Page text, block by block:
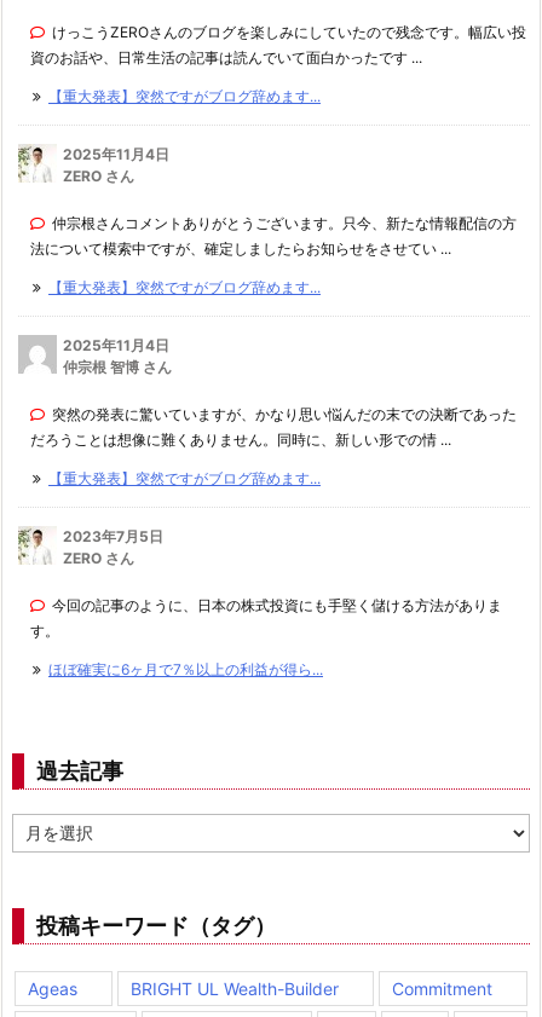
けっこうZEROさんのブログを楽しみにしていたので残念です。幅広い投
資のお話や、日常生活の記事は読んでいて面白かったです ...
【重大発表】突然ですがブログ辞めます...
2025年11月4日
ZERO さん
仲宗根さんコメントありがとうございます。只今、新たな情報配信の方
法について模索中ですが、確定しましたらお知らせをさせてい ...
【重大発表】突然ですがブログ辞めます...
2025年11月4日
仲宗根 智博 さん
突然の発表に驚いていますが、かなり思い悩んだの末での決断であった
だろうことは想像に難くありません。同時に、新しい形での情 ...
【重大発表】突然ですがブログ辞めます...
2023年7月5日
ZERO さん
今回の記事のように、日本の株式投資にも手堅く儲ける方法がありま
す。
ほぼ確実に6ヶ月で7％以上の利益が得ら...
過去記事
去
投稿キーワード（タグ）
Ageas BRIGHT UL Wealth-Builder
Commitment